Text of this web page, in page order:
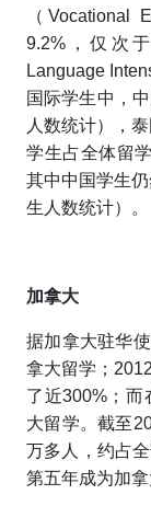
（Vocational
9.2%，仅次
Language
国际学生中，
人数统计），
学生占全体留
其中中国学生
生人数统计）。
加拿大
据加拿大驻华
拿大留学；
了近300%；
大留学。截至
万多人，约占
第五年成为加拿